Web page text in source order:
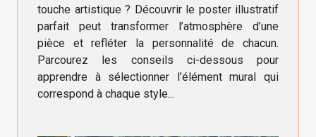
touche artistique ? Découvrir le poster illustratif
parfait peut transformer l’atmosphère d’une
pièce et refléter la personnalité de chacun.
Parcourez les conseils ci-dessous pour
apprendre à sélectionner l’élément mural qui
correspond à chaque style...